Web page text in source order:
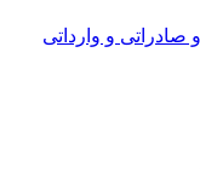
صادراتی و وارداتی